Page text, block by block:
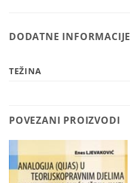
DODATNE INFORMACIJE
TEŽINA
POVEZANI PROIZVODI